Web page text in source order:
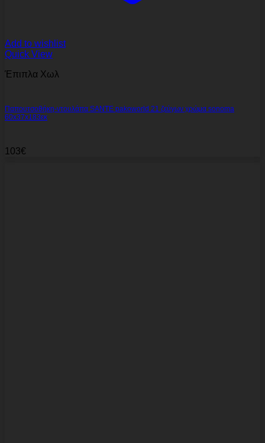
Add to wishlist
Quick View
Έπιπλα Χωλ
Παπουτσοθήκη-ντουλάπα SANTE pakoworld 21 ζεύγων χρώμα sonoma
60x37x183εκ
103€